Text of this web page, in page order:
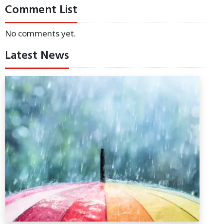
Comment List
No comments yet.
Latest News